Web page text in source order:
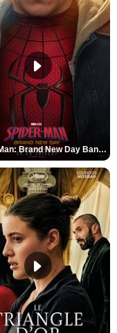
Spider-Man: Brand New Day Bande-annonce VO STFR